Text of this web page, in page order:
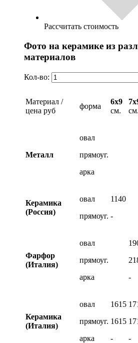
Рассчитать стоимость
Фото на керамике из
материалов
Кол-во:
Материал /
цена руб
форма
6х9
см.
см.
Металл
овал
прямоуг.
арка
Керамика
(Россия)
овал
прямоуг.
1140
-
Фарфор
(Италия)
овал
прямоуг.
арка
-
Керамика
(Италия)
овал
прямоуг.
арка
1615
1615
-
-